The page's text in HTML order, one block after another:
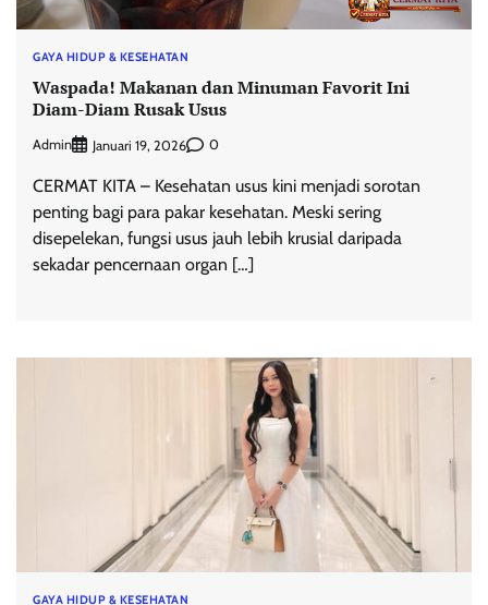
GAYA HIDUP & KESEHATAN
Waspada! Makanan dan Minuman Favorit Ini
Diam-Diam Rusak Usus
Admin Januari 19, 2026 0
CERMAT KITA – Kesehatan usus kini menjadi sorotan
penting bagi para pakar kesehatan. Meski sering
disepelekan, fungsi usus jauh lebih krusial daripada
sekadar pencernaan organ […]
GAYA HIDUP & KESEHATAN